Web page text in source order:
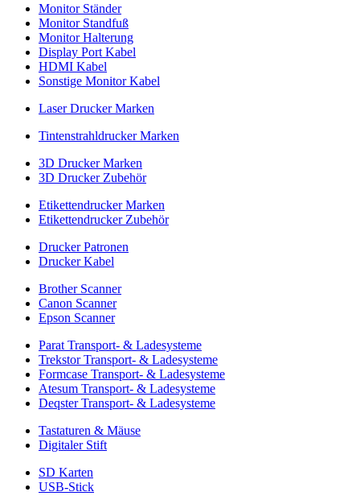
Monitor Ständer
Monitor Standfuß
Monitor Halterung
Display Port Kabel
HDMI Kabel
Sonstige Monitor Kabel
Laser Drucker Marken
Tintenstrahldrucker Marken
3D Drucker Marken
3D Drucker Zubehör
Etikettendrucker Marken
Etikettendrucker Zubehör
Drucker Patronen
Drucker Kabel
Brother Scanner
Canon Scanner
Epson Scanner
Parat Transport- & Ladesysteme
Trekstor Transport- & Ladesysteme
Formcase Transport- & Ladesysteme
Atesum Transport- & Ladesysteme
Deqster Transport- & Ladesysteme
Tastaturen & Mäuse
Digitaler Stift
SD Karten
USB-Stick